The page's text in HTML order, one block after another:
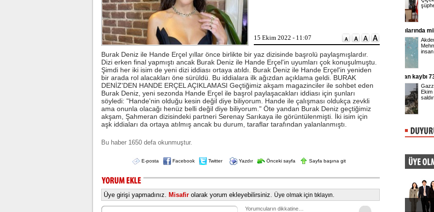
15 Ekim 2022 - 11:07
Burak Deniz ile Hande Erçel yıllar önce birlikte bir yaz dizisinde başrolü paylaşmışlardır.
Dizi erken final yapmıştı ancak Burak Deniz ile Hande Erçel'in uyumları çok konuşulmuştu.
Şimdi her iki isim de yeni dizi iddiası ortaya atıldı. Burak Deniz ile Hande Erçel'in yeniden
bir arada rol alacakları öne sürüldü. Bu iddialara ilk ağızdan açıklama geldi. BURAK
DENİZ'DEN HANDE ERÇEL AÇIKLAMASI Geçtiğimiz akşam magazinciler ile sohbet eden
Burak Deniz, yeni sezonda Hande Erçel ile başrol paylaşacakları iddiası için şunları
söyledi: "Hande'nin olduğu kesin değil diye biliyorum. Hande ile çalışması oldukça zevkli
ama onunla olacağı henüz belli değil diye biliyorum." Öte yandan Burak Deniz geçtiğimiz
akşam, Şahmeran dizisindeki partneri Serenay Sarıkaya ile görüntülenmişti. İki isim için
aşk iddiaları da ortaya atılmış ancak bu durum, taraflar tarafından yalanlanmıştı.
Bu haber 1650 defa okunmuştur.
E-posta Facebook Twitter Yazdır Önceki sayfa Sayfa başına git
Üye girişi yapmadınız. Misafir olarak yorum ekleyebilirsiniz. Üye olmak için tıklayın.
Yorumcuların dikkatine…
adliyeye sevk edildi. ...
Lahmacun ve kebapta hile!
Tarım ve Orman Bakanlığı, gıda
ürünlerinde taklit ve tağşiş yapan
markaları ifşalamaya devam ediyor.
...
Beşiktaş'ta şok sakatlık
Beşiktaş Kulübü, futbolculardan
Wilfred Ndidi'nin ayak bileğinde
ligaman yaralanması tespit edildiğini
duyurdu.
Akdeniz Üniversitesi’nden Prof. Dr.
Mehmet Gökoğlu, yaz aylarında artan
insan hareketliliği, kıyılara ...
Gazze'de can kaybı 73 bin 381'e çıktı
Gazze’deki Sağlık Bakanlığı, İsrail’in
Ekim 2023’ten bu yana düzenlediği
saldırılarda hayatını ...
Gupse
Üsküdar
adliyeye